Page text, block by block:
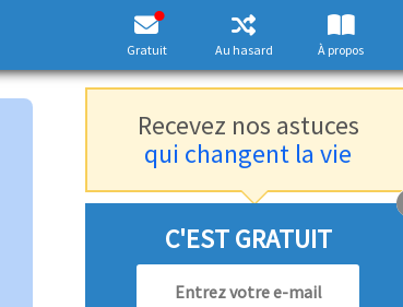
Gratuit Au hasard À propos
Recevez nos astuces
qui changent la vie
C'EST GRATUIT